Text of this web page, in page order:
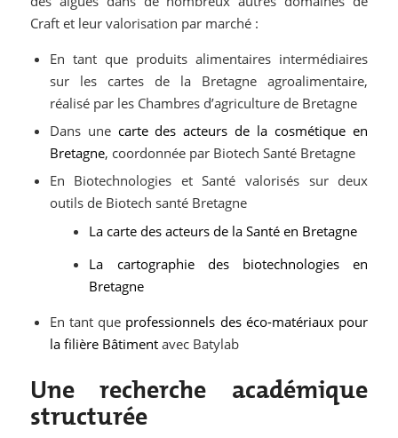
Craft et leur valorisation par marché :
En tant que produits alimentaires intermédiaires
sur les cartes de la Bretagne agroalimentaire,
réalisé par les Chambres d’agriculture de Bretagne
Dans une carte des acteurs de la cosmétique en
Bretagne, coordonnée par Biotech Santé Bretagne
En Biotechnologies et Santé valorisés sur deux
outils de Biotech santé Bretagne
La carte des acteurs de la Santé en Bretagne
La cartographie des biotechnologies en
Bretagne
En tant que professionnels des éco-matériaux pour
la filière Bâtimentavec Batylab
Une recherche académique
structurée